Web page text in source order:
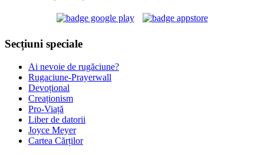
Secțiuni speciale
Ai nevoie de rugăciune?
Rugaciune-Prayerwall
Devoțional
Creaționism
Pro-Viață
Liber de datorii
Joyce Meyer
Cartea Cărților